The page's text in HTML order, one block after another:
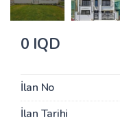
0 IQD
İlan No
İlan Tarihi